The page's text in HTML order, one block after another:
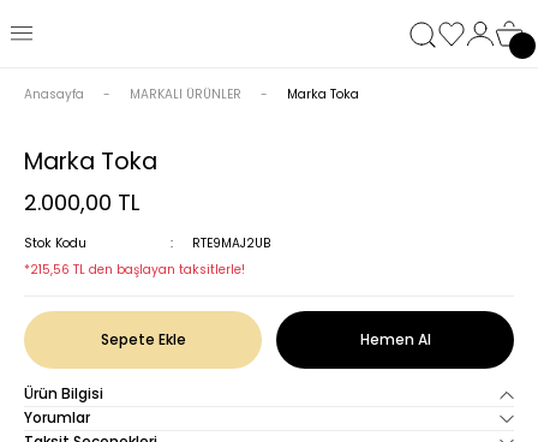
Anasayfa MARKALI ÜRÜNLER Marka Toka
Marka Toka
2.000,00 TL
Stok Kodu
RTE9MAJ2UB
*215,56 TL den başlayan taksitlerle!
Sepete Ekle Hemen Al
Ürün Bilgisi
Yorumlar